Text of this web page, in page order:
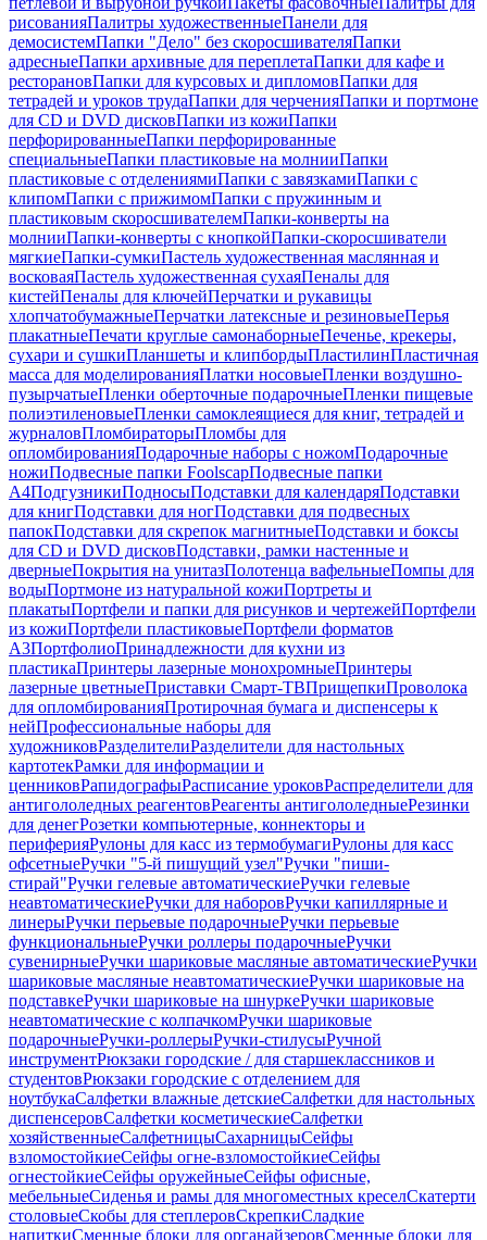
рисованияПалитры художественныеПанели для
демосистемПапки "Дело" без скоросшивателяПапки
адресныеПапки архивные для переплетаПапки для кафе и
ресторановПапки для курсовых и дипломовПапки для
тетрадей и уроков трудаПапки для черченияПапки и портмоне
для CD и DVD дисковПапки из кожиПапки
перфорированныеПапки перфорированные
специальныеПапки пластиковые на молнииПапки
пластиковые с отделениямиПапки с завязкамиПапки с
клипомПапки с прижимомПапки с пружинным и
пластиковым скоросшивателемПапки-конверты на
молнииПапки-конверты с кнопкойПапки-скоросшиватели
мягкиеПапки-сумкиПастель художественная маслянная и
восковаяПастель художественная сухаяПеналы для
кистейПеналы для ключейПерчатки и рукавицы
хлопчатобумажныеПерчатки латексные и резиновыеПерья
плакатныеПечати круглые самонаборныеПеченье, крекеры,
сухари и сушкиПланшеты и клипбордыПластилинПластичная
масса для моделированияПлатки носовыеПленки воздушно-
пузырчатыеПленки оберточные подарочныеПленки пищевые
полиэтиленовыеПленки самоклеящиеся для книг, тетрадей и
журналовПломбираторыПломбы для
опломбированияПодарочные наборы с ножомПодарочные
ножиПодвесные папки FoolscapПодвесные папки
А4ПодгузникиПодносыПодставки для календаряПодставки
для книгПодставки для ногПодставки для подвесных
папокПодставки для скрепок магнитныеПодставки и боксы
для CD и DVD дисковПодставки, рамки настенные и
дверныеПокрытия на унитазПолотенца вафельныеПомпы для
водыПортмоне из натуральной кожиПортреты и
плакатыПортфели и папки для рисунков и чертежейПортфели
из кожиПортфели пластиковыеПортфели форматов
А3ПортфолиоПринадлежности для кухни из
пластикаПринтеры лазерные монохромныеПринтеры
лазерные цветныеПриставки Смарт-ТВПрищепкиПроволока
для опломбированияПротирочная бумага и диспенсеры к
нейПрофессиональные наборы для
художниковРазделителиРазделители для настольных
картотекРамки для информации и
ценниковРапидографыРасписание уроковРаспределители для
антигололедных реагентовРеагенты антигололедныеРезинки
для денегРозетки компьютерные, коннекторы и
периферияРулоны для касс из термобумагиРулоны для касс
офсетныеРучки "5-й пишущий узел"Ручки "пиши-
стирай"Ручки гелевые автоматическиеРучки гелевые
неавтоматическиеРучки для наборовРучки капиллярные и
линерыРучки перьевые подарочныеРучки перьевые
функциональныеРучки роллеры подарочныеРучки
сувенирныеРучки шариковые масляные автоматическиеРучки
шариковые масляные неавтоматическиеРучки шариковые на
подставкеРучки шариковые на шнуркеРучки шариковые
неавтоматические с колпачкомРучки шариковые
подарочныеРучки-роллерыРучки-стилусыРучной
инструментРюкзаки городские / для старшеклассников и
студентовРюкзаки городские с отделением для
ноутбукаСалфетки влажные детскиеСалфетки для настольных
диспенсеровСалфетки косметическиеСалфетки
хозяйственныеСалфетницыСахарницыСейфы
взломостойкиеСейфы огне-взломостойкиеСейфы
огнестойкиеСейфы оружейныеСейфы офисные,
мебельныеСиденья и рамы для многоместных креселСкатерти
столовыеСкобы для степлеровСкрепкиСладкие
напиткиСменные блоки для органайзеровСменные блоки для